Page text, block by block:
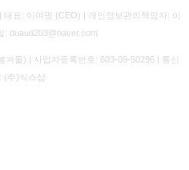
표: 이여명 (CEO) | 개인정보관리책임자: 이
: duaud203@naver.com
겨울) | 사업자등록번호: 603-09-50296 | 통신
(주)식스샵